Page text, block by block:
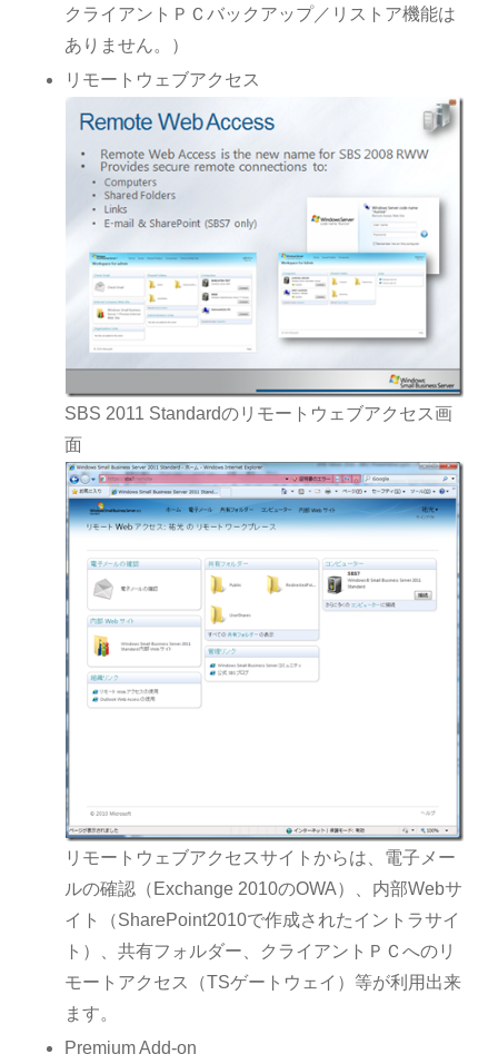
クライアントＰＣバックアップ／リストア機能は
ありません。）
リモートウェブアクセス
SBS 2011 Standardのリモートウェブアクセス画
面
リモートウェブアクセスサイトからは、電子メー
ルの確認（Exchange 2010のOWA）、内部Webサ
イト（SharePoint2010で作成されたイントラサイ
ト）、共有フォルダー、クライアントＰＣへのリ
モートアクセス（TSゲートウェイ）等が利用出来
ます。
Premium Add-on